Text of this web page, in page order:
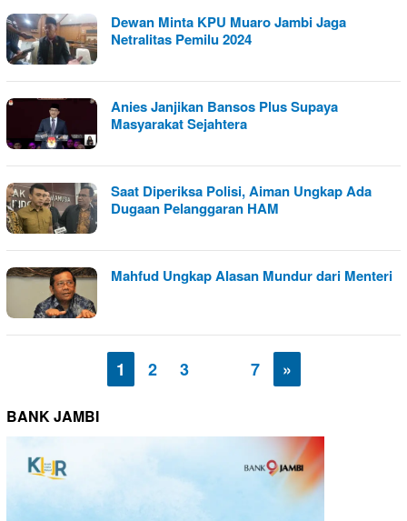
Dewan Minta KPU Muaro Jambi Jaga
Netralitas Pemilu 2024
Anies Janjikan Bansos Plus Supaya
Masyarakat Sejahtera
Saat Diperiksa Polisi, Aiman Ungkap Ada
Dugaan Pelanggaran HAM
Mahfud Ungkap Alasan Mundur dari Menteri
1 2 3 7 »
BANK JAMBI